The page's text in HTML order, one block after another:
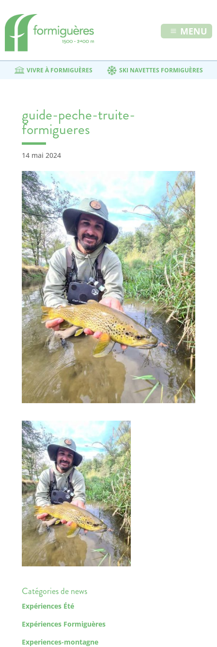
MENU
VIVRE À FORMIGUÈRES SKI NAVETTES FORMIGUÈRES
guide-peche-truite-
formigueres
14 mai 2024
Catégories de news
Expériences Été
Expériences Formiguères
Experiences-montagne